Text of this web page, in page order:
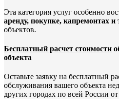
Эта категория услуг особенно
аренду, покупке, капремонтах
объектов.
Бесплатный расчет стоимости
объекта
Оставьте заявку на бесплатный
обслуживания вашего объекта
других городах по всей